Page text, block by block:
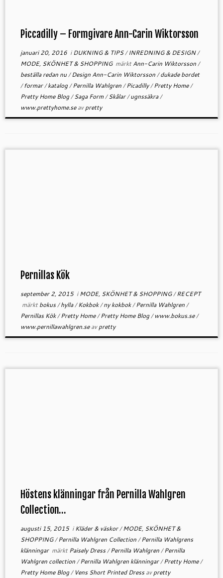
Piccadilly – Formgivare Ann-Carin Wiktorsson
januari 20, 2016iDUKNING & TIPS/INREDNING & DESIGN/
MODE, SKÖNHET & SHOPPING märktAnn-Carin Wiktorsson/
beställa redan nu/Design Ann-Carin Wiktorsson/dukade bordet
/formar/katalog/Pernilla Wahlgren/Picadilly/Pretty Home/
Pretty Home Blog/Saga Form/Skålar/ugnssäkra/
www.prettyhome.seavpretty
Pernillas Kök
september 2, 2015iMODE, SKÖNHET & SHOPPING/RECEPT
märktbokus/hylla/Kokbok/ny kokbok/Pernilla Wahlgren/
Pernillas Kök/Pretty Home/Pretty Home Blog/www.bokus.se/
www.pernillawahlgren.seavpretty
Höstens klänningar från Pernilla Wahlgren
Collection…
augusti 15, 2015iKläder & väskor/MODE, SKÖNHET &
SHOPPING/Pernilla Wahlgren Collection/Pernilla Wahlgrens
klänningar märktPaisely Dress/Pernilla Wahlgren/Pernilla
Wahlgren collection/Pernilla Wahlgren klänningar/Pretty Home/
Pretty Home Blog/ Vens Short Printed Dressavpretty